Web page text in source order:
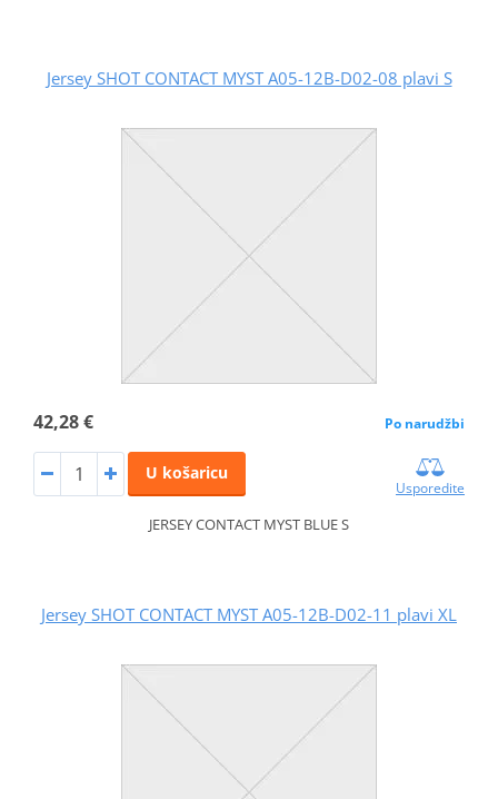
Jersey SHOT CONTACT MYST A05-12B-D02-08 plavi S
42,28 € Po narudžbi
U košaricu
Usporedite
JERSEY CONTACT MYST BLUE S
Jersey SHOT CONTACT MYST A05-12B-D02-11 plavi XL